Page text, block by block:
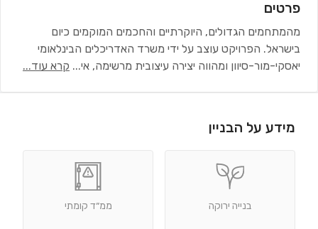
פרטים
מהמתחמים הגדולים, היוקרתיים והחכמים המוקמים כיום
בישראל. הפרויקט עוצב על ידי משרד האדריכלים הבינלאומי
יאסקי-מור-סיוון ומהווה יצירה עיצובית מרשימה, אי... קרא עוד...
מידע על הבניין
בנייה ירוקה ממ״ד קומתי